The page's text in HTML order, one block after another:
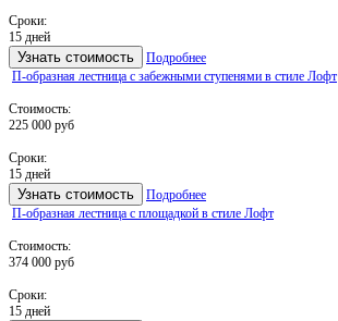
Сроки:
15 дней
Узнать стоимость
Подробнее
П-образная лестница с забежными ступенями в стиле Лофт
Стоимость:
225 000 руб
Сроки:
15 дней
Узнать стоимость
Подробнее
П-образная лестница с площадкой в стиле Лофт
Стоимость:
374 000 руб
Сроки:
15 дней